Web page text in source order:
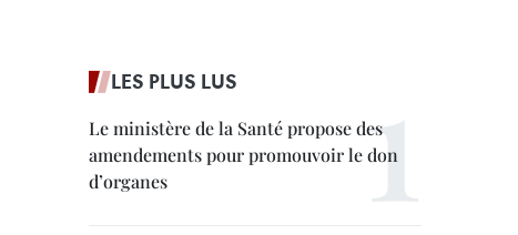
LES PLUS LUS
Le ministère de la Santé propose des
amendements pour promouvoir le don
d’organes